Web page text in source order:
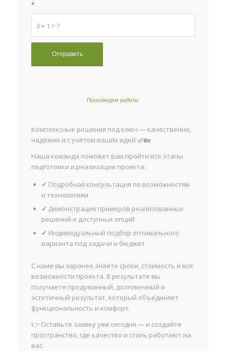
3 + 1 = ?
*
Произведем работы
Комплексные решения под ключ — качественно,
надёжно и с учётом ваших идей 🌿🏡
Наша команда поможет вам пройти все этапы
подготовки и реализации проекта:
✔ Подробная консультация по возможностям
и технологиям
✔ Демонстрация примеров реализованных
решений и доступных опций
✔ Индивидуальный подбор оптимального
варианта под задачи и бюджет
С нами вы заранее знаете сроки, стоимость и все
возможности проекта. В результате вы
получаете продуманный, долговечный и
эстетичный результат, который объединяет
функциональность и комфорт.
👉 Оставьте заявку уже сегодня — и создайте
пространство, где качество и стиль работают на
вас.